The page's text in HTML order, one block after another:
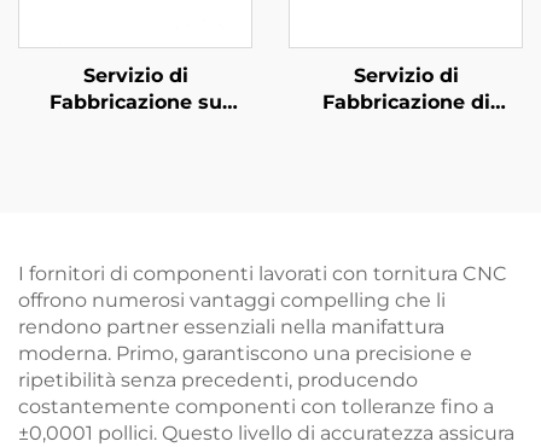
Servizio di
Fabbricazione su
Servizio di
Fabbricazione di
I fornitori di componenti lavorati con tornitura CNC
offrono numerosi vantaggi compelling che li
rendono partner essenziali nella manifattura
moderna. Primo, garantiscono una precisione e
ripetibilità senza precedenti, producendo
costantemente componenti con tolleranze fino a
±0,0001 pollici. Questo livello di accuratezza assicura